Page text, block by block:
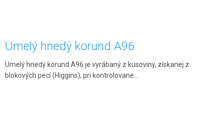
Umelý hnedý korund A96
Umelý hnedý korund A96 je vyrábaný z kusoviny, získanej z
blokových pecí (Higgins), pri kontrolovane...